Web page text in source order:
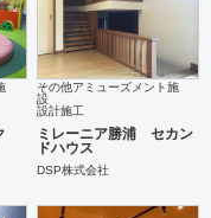
その他アミューズメント施
設
設計施工
ミレーニア勝浦 セカン
ドハウス
DSP株式会社